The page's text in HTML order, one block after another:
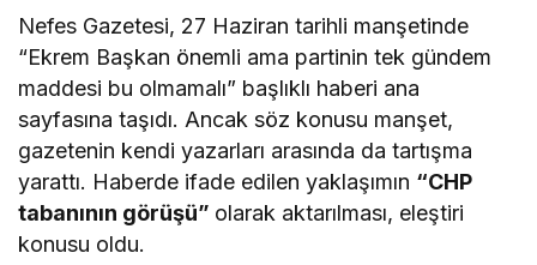
Nefes Gazetesi, 27 Haziran tarihli manşetinde
“Ekrem Başkan önemli ama partinin tek gündem
maddesi bu olmamalı” başlıklı haberi ana
sayfasına taşıdı. Ancak söz konusu manşet,
gazetenin kendi yazarları arasında da tartışma
yarattı. Haberde ifade edilen yaklaşımın “CHP
tabanının görüşü” olarak aktarılması, eleştiri
konusu oldu.